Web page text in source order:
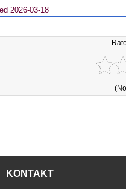
2026-03-18
KONTAKT